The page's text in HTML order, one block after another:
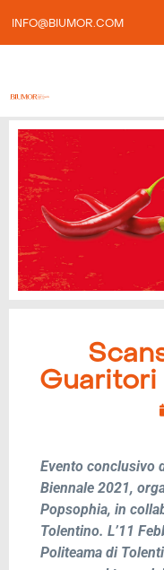
INFO@BIUMOR.COM
Evento conclusivo
Biennale 2021,
Popsophia, in
Tolentino. L’11
Politeama di